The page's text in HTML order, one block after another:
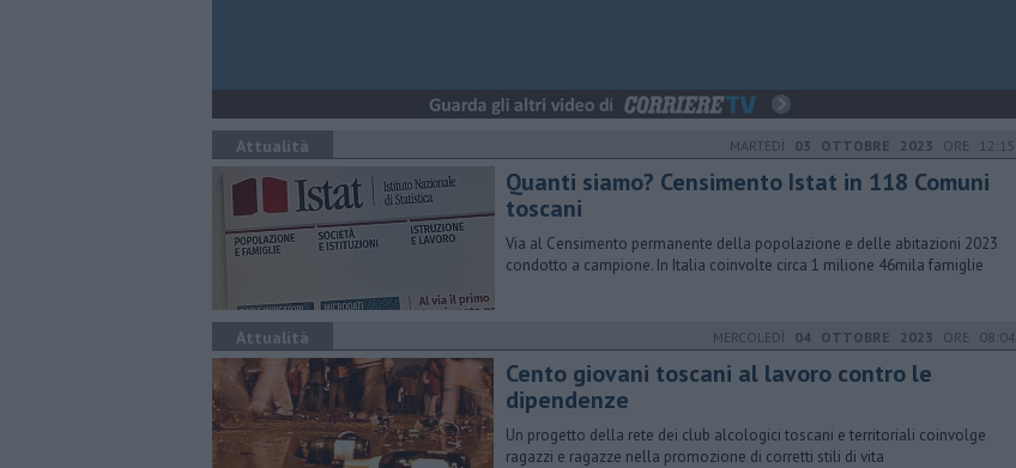
Attualità MARTEDÌ 03 OTTOBRE 2023 ORE 12:15
Quanti siamo? Censimento Istat in 118 Comuni
toscani
Via al Censimento permanente della popolazione e delle abitazioni 2023
condotto a campione. In Italia coinvolte circa 1 milione 46mila famiglie
Attualità MERCOLEDÌ 04 OTTOBRE 2023 ORE 08:04
Cento giovani toscani al lavoro contro le
dipendenze
Un progetto della rete dei club alcologici toscani e territoriali coinvolge
ragazzi e ragazze nella promozione di corretti stili di vita